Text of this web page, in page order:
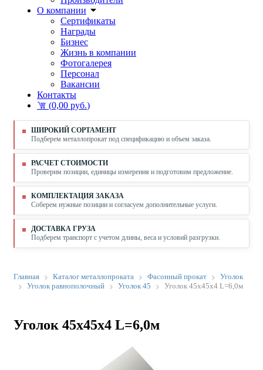
О компании
Сертификаты
Награды
Бизнес
Жизнь в компании
Фотогалерея
Персонал
Вакансии
Контакты
(0,00 руб.)
ШИРОКИЙ СОРТАМЕНТ
Подберем металлопрокат под спецификацию и объем заказа.
РАСЧЕТ СТОИМОСТИ
Проверим позиции, единицы измерения и подготовим предложение.
КОМПЛЕКТАЦИЯ ЗАКАЗА
Соберем нужные позиции и согласуем дополнительные услуги.
ДОСТАВКА ГРУЗА
Подберем транспорт с учетом длины, веса и условий разгрузки.
Главная Каталог металлопроката Фасонный прокат
Уголок
Уголок равнополочный
Уголок 45 Уголок 45х45х4 L=6,0м
Уголок 45х45х4 L=6,0м